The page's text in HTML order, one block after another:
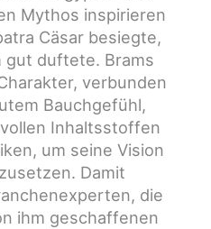
Mythos inspirieren
Cäsar besiegte,
gut duftete. Brams
verbunden
Bauchgefühl,
Inhaltsstoffen
um seine Vision
Damit
die
ihm geschaffenen